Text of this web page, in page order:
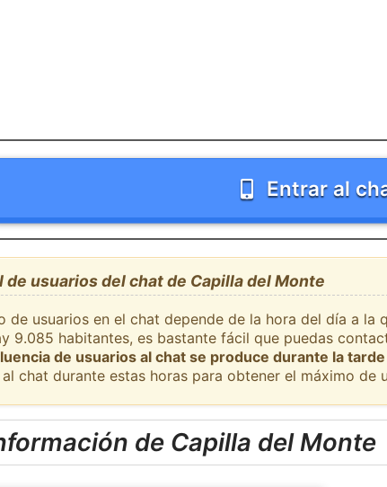
Entrar al
de usuarios del chat de Capilla del Monte
de usuarios en el chat depende de la hora del día a
9.085 habitantes, es bastante fácil que puedas
de usuarios al chat se produce durante la
chat durante estas horas para obtener el máximo de
de Capilla del Monte